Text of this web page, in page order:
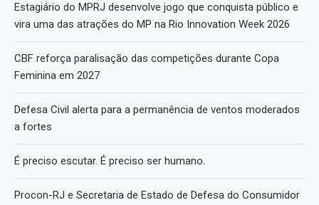
Estagiário do MPRJ desenvolve jogo que conquista público e
vira uma das atrações do MP na Rio Innovation Week 2026
CBF reforça paralisação das competições durante Copa
Feminina em 2027
Defesa Civil alerta para a permanência de ventos moderados
a fortes
É preciso escutar. É preciso ser humano.
Procon-RJ e Secretaria de Estado de Defesa do Consumidor